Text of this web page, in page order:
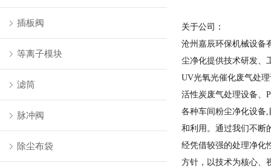
插板阀
等离子模块
滤筒
脉冲阀
除尘布袋
关于公司：
沧州嘉辰环保机械设备
尘净化提供技术研发、
UV光氧光催化废气处
活性炭废气处理设备、
各种车间粉尘净化设备,
和利用 。 通过我们不断
经凭借较强的处理净化
方针，以技术为核心、